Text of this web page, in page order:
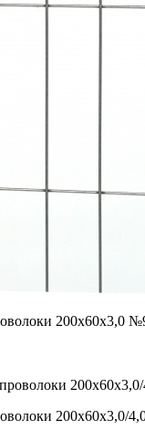
200х60х3,0
200х60х3,0/